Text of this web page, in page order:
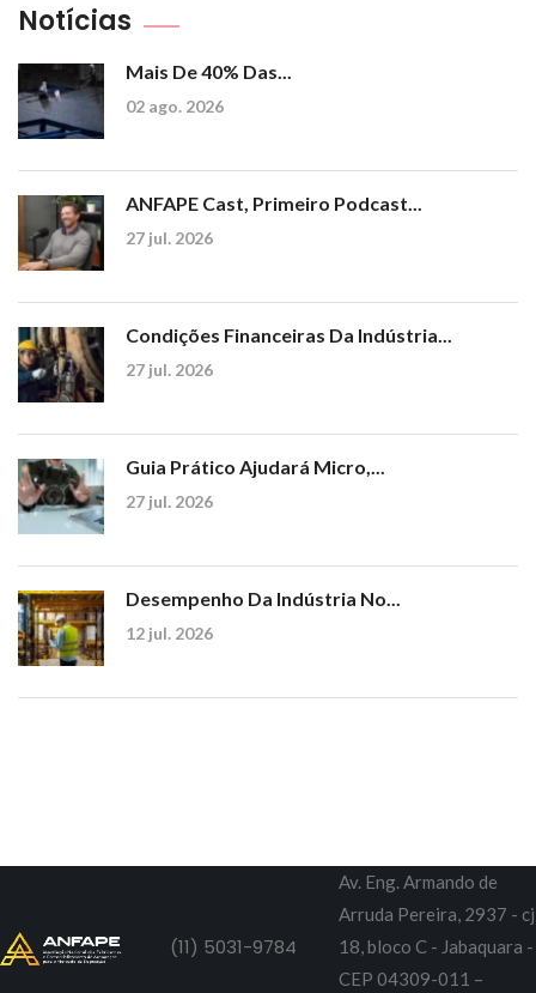
Notícias
Mais De 40% Das...
02 ago. 2026
ANFAPE Cast, Primeiro Podcast...
27 jul. 2026
Condições Financeiras Da Indústria...
27 jul. 2026
Guia Prático Ajudará Micro,...
27 jul. 2026
Desempenho Da Indústria No...
12 jul. 2026
(11) 5031-9784
Av. Eng. Armando de
Arruda Pereira, 2937 - cj
18, bloco C - Jabaquara -
CEP 04309-011 –